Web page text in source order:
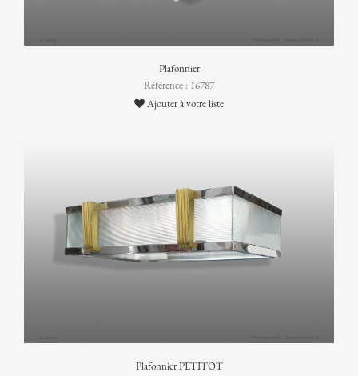
Plafonnier
Référence : 16787
Ajouter à votre liste
Plafonnier PETITOT